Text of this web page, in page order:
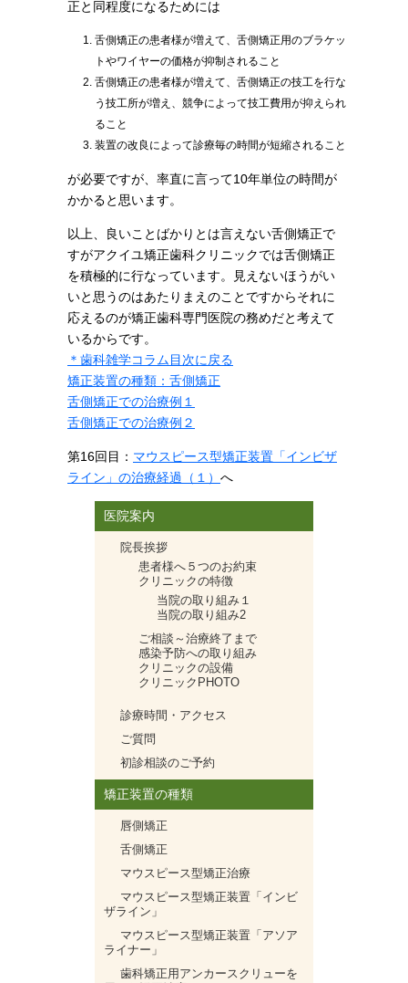
正と同程度になるためには
舌側矯正の患者様が増えて、舌側矯正用のブラケッ
トやワイヤーの価格が抑制されること
舌側矯正の患者様が増えて、舌側矯正の技工を行な
う技工所が増え、競争によって技工費用が抑えられ
ること
装置の改良によって診療毎の時間が短縮されること
が必要ですが、率直に言って10年単位の時間が
かかると思います。
以上、良いことばかりとは言えない舌側矯正で
すがアクイユ矯正歯科クリニックでは舌側矯正
を積極的に行なっています。見えないほうがい
いと思うのはあたりまえのことですからそれに
応えるのが矯正歯科専門医院の務めだと考えて
いるからです。
＊歯科雑学コラム目次に戻る
矯正装置の種類：舌側矯正
舌側矯正での治療例１
舌側矯正での治療例２
第16回目： マウスピース型矯正装置「インビザ
ライン」の治療経過（１） へ
医院案内
院長挨拶
患者様へ５つのお約束
クリニックの特徴
当院の取り組み１
当院の取り組み2
ご相談～治療終了まで
感染予防への取り組み
クリニックの設備
クリニックPHOTO
診療時間・アクセス
ご質問
初診相談のご予約
矯正装置の種類
唇側矯正
舌側矯正
マウスピース型矯正治療
マウスピース型矯正装置「インビ
ザライン」
マウスピース型矯正装置「アソア
ライナー」
歯科矯正用アンカースクリューを